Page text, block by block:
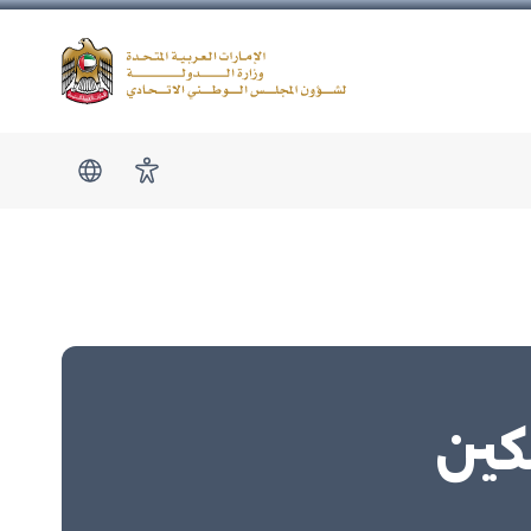
show امكانية الوصول